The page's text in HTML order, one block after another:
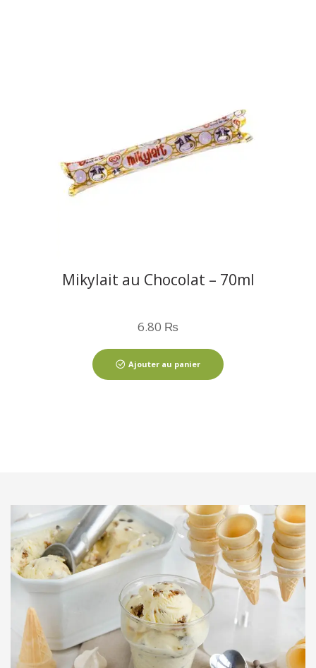
Mikylait au Chocolat – 70ml
6.80 ₨
Ajouter au panier